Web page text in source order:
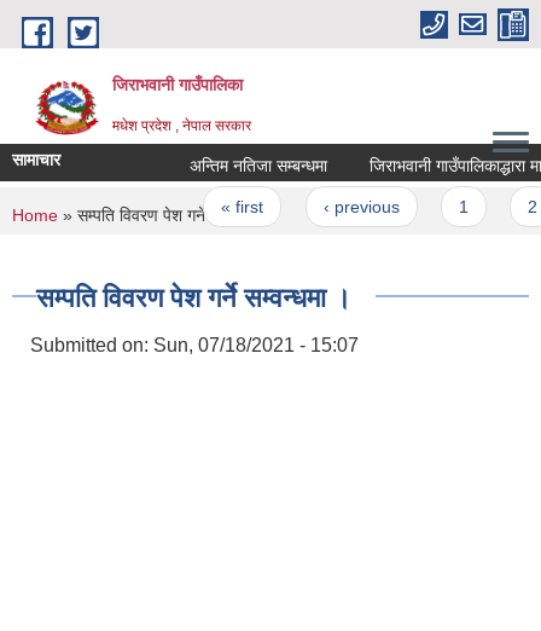
Skip to main content
जिराभवानी गाउँपालिका
मधेश प्रदेश , नेपाल सरकार
सामाचार अन्तिम नतिजा सम्बन्धमा जिराभवानी
Pages
« first ‹ previous
You are here
Home » सम्पति विवरण पेश गर्ने सम्वन्धमा ।
सम्पति विवरण पेश गर्ने सम्वन्धमा ।
Submitted on: Sun, 07/18/2021 - 15:07